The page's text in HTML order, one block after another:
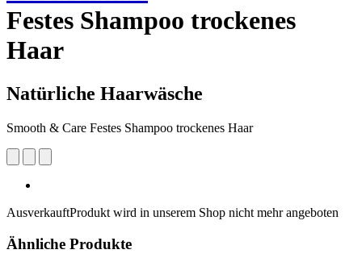
Festes Shampoo trockenes
Haar
Natürliche Haarwäsche
Smooth & Care Festes Shampoo trockenes Haar
AusverkauftProdukt wird in unserem Shop nicht mehr angeboten
Ähnliche Produkte